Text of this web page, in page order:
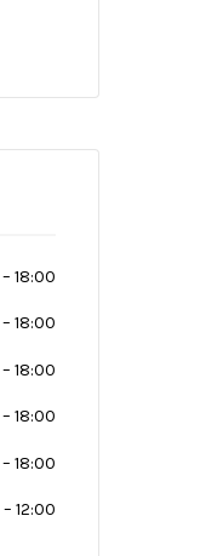
– 18:00
– 18:00
– 18:00
– 18:00
– 18:00
– 12:00